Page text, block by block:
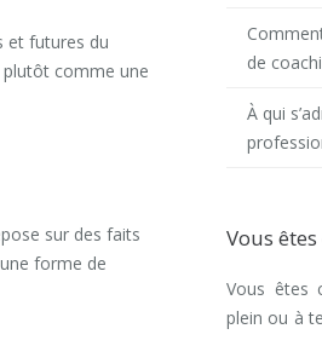
et futures du
plutôt comme une
sur des faits
forme de
de
À qui
Vous êtes
Vous êtes
plein ou à